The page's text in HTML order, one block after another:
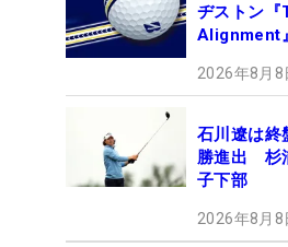
ヂストン『
Alignment
2026年8月8
石川遼は終
勝進出 杉
子下部
2026年8月8